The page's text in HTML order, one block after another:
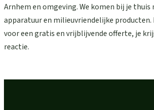
Arnhem en omgeving. We komen bij je
apparatuur en milieuvriendelijke producten.
voor een gratis en vrijblijvende offerte, je
reactie.